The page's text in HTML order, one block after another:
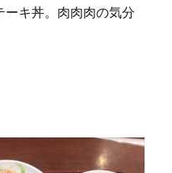
ーキ丼。肉肉肉の気分